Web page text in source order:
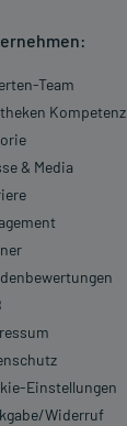
Team
Kompetenz
& Media
Einstellungen
Widerruf